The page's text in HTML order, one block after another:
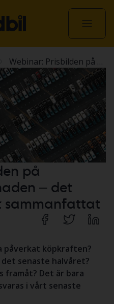
Webinar: Prisbilden på begagnatmarknaden – det senaste halvåret sammanfattat
på
– det
sammanfattat
påverkat köpkraften?
senaste halvåret?
framåt? Det är bara
i vårt senaste